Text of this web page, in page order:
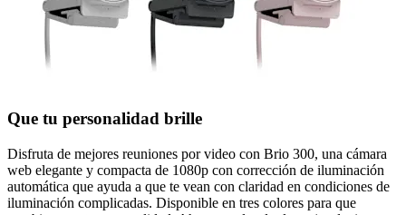
Que tu personalidad brille
Disfruta de mejores reuniones por video con Brio 300, una cámara
web elegante y compacta de 1080p con corrección de iluminación
automática que ayuda a que te vean con claridad en condiciones de
iluminación complicadas. Disponible en tres colores para que